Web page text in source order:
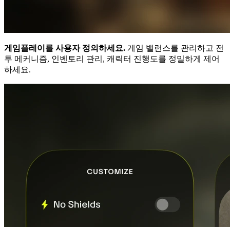
게임플레이를 사용자 정의하세요. 게임 밸런스를 관리하고 전
투 메커니즘, 인벤토리 관리, 캐릭터 진행도를 정밀하게 제어
하세요.